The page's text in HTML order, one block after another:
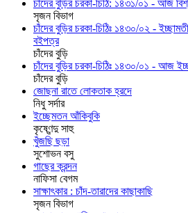
চাঁদের বুড়ির চরকা-চিঠি: ১৪৩১/০১ - আজ
সৃজন বিভাগ
চাঁদের বুড়ির চরকা-চিঠিঃ ১৪৩০/০২ -
বইপত্র
চাঁদের বুড়ি
চাঁদের বুড়ির চরকা-চিঠিঃ ১৪৩০/০১ - আজ
চাঁদের বুড়ি
জোছনা রাতে লোকতাক হ্রদে
নিধু সর্দার
ইচ্ছেমতন আঁকিবুকি
কৃষ্ণেন্দু সাহু
খুঁজছি ছড়া
সুশোভন বসু
গাছের ক্রন্দন
নাফিসা বেগম
সাক্ষাৎকার : চাঁদ-তারাদের কাছাকাছি
সৃজন বিভাগ